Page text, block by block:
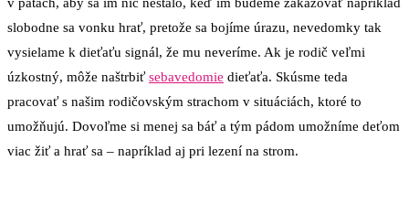
slobodne sa vonku hrať, pretože sa bojíme úrazu, nevedomky tak
vysielame k dieťaťu signál, že mu neveríme. Ak je rodič veľmi
úzkostný, môže naštrbiť sebavedomie dieťaťa. Skúsme teda
pracovať s našim rodičovským strachom v situáciách, ktoré to
umožňujú. Dovoľme si menej sa báť a tým pádom umožníme deťom
viac žiť a hrať sa – napríklad aj pri lezení na strom.